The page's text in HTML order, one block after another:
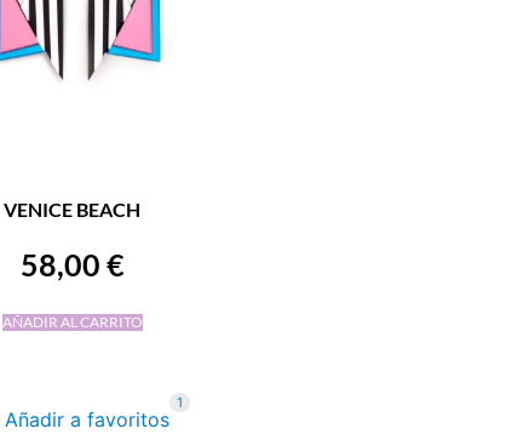
VENICE BEACH
58,00 €
AÑADIR AL CARRITO
Añadir a favoritos
1